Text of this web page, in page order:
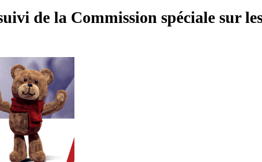
de la Commission spéciale sur